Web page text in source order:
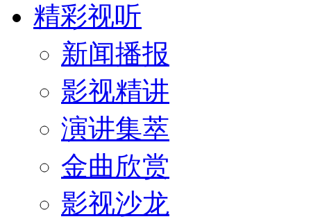
精彩视听
新闻播报
影视精讲
演讲集萃
金曲欣赏
影视沙龙